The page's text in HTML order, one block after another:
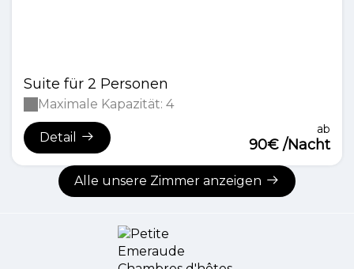
Suite für 2 Personen
Maximale Kapazität: 4
Detail
ab
90€ /Nacht
Alle unsere Zimmer anzeigen